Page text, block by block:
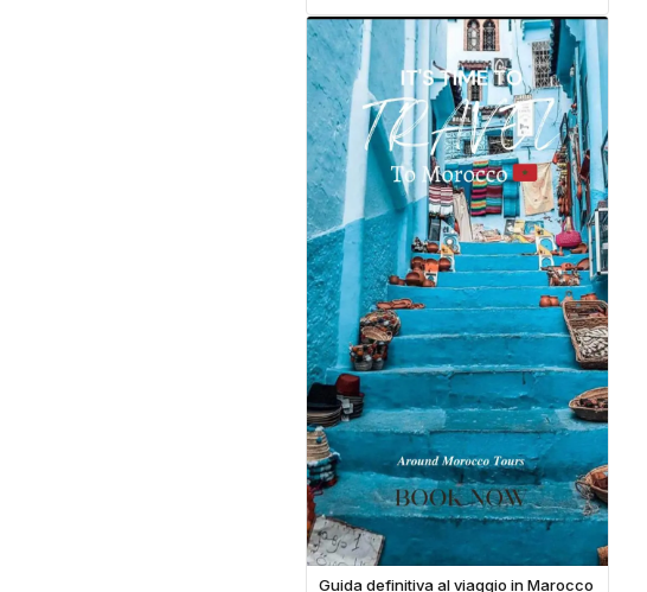
Guida definitiva al viaggio in Marocco